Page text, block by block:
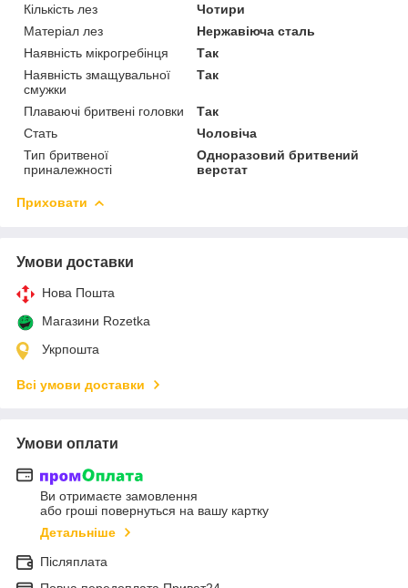
Кількість лез
Чотири
Матеріал лез
Нержавіюча сталь
Наявність мікрогребінця
Так
Наявність змащувальної
смужки
Так
Плаваючі бритвені головки
Так
Стать
Чоловіча
Тип бритвеної
приналежності
Одноразовий бритвений
верстат
Приховати
Умови доставки
Нова Пошта
Магазини Rozetka
Укрпошта
Всі умови доставки
Умови оплати
Ви отримаєте замовлення
або гроші повернуться на вашу картку
Детальніше
Післяплата